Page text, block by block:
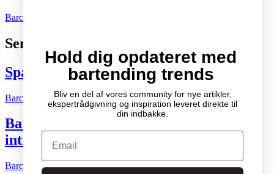
Barchefen
Seneste indlæg
Spændende cocktail- og drinksbøger
Barchefen 04.10.2007 Litteratur 2
Bartenderens grundbog – Den ultimative
introduktion til cocktailkunsten
Barchefen 04.05.2015Litteratur 0
Hold dig opdateret med
bartending trends
Bliv en del af vores community for nye artikler,
ekspertrådgivning og inspiration leveret direkte til
din indbakke.
Email